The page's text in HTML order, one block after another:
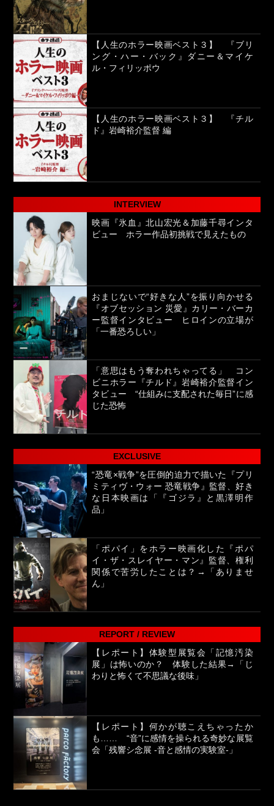
【人生のホラー映画ベスト３】 『ブリ
ング・ハー・バック』ダニー＆マイケ
ル・フィリッポウ
【人生のホラー映画ベスト３】 『チル
ド』岩崎裕介監督 編
INTERVIEW
映画『氷血』北山宏光＆加藤千尋インタ
ビュー ホラー作品初挑戦で見えたもの
おまじないで“好きな人”を振り向かせる
『オブセッション 災愛』カリー・バーカ
ー監督インタビュー ヒロインの立場が
「一番恐ろしい」
「意思はもう奪われちゃってる」 コン
ビニホラー『チルド』岩崎裕介監督イン
タビュー “仕組みに支配された毎日”に感
じた恐怖
EXCLUSIVE
“恐竜×戦争”を圧倒的迫力で描いた『プリ
ミティヴ・ウォー 恐竜戦争』監督、好き
な日本映画は「『ゴジラ』と黒澤明作
品」
「ポパイ」をホラー映画化した『ポパ
イ・ザ・スレイヤー・マン』監督、権利
関係で苦労したことは？→「ありませ
ん」
REPORT / REVIEW
【レポート】体験型展覧会「記憶汚染
展」は怖いのか？ 体験した結果→「じ
わりと怖くて不思議な後味」
【レポート】何かが聴こえちゃったか
も…… “音”に感情を操られる奇妙な展覧
会「残響シ念展 -⾳と感情の実験室-」